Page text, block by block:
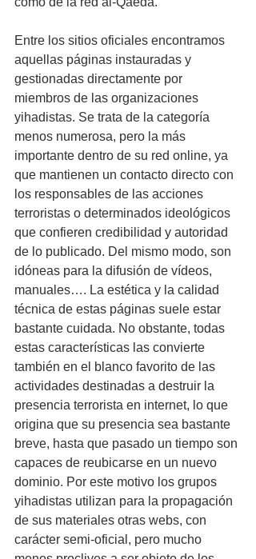
Entre los sitios oficiales encontramos
aquellas páginas instauradas y
gestionadas directamente por
miembros de las organizaciones
yihadistas. Se trata de la categoría
menos numerosa, pero la más
importante dentro de su red online, ya
que mantienen un contacto directo con
los responsables de las acciones
terroristas o determinados ideológicos
que confieren credibilidad y autoridad
de lo publicado. Del mismo modo, son
idóneas para la difusión de vídeos,
manuales…. La estética y la calidad
técnica de estas páginas suele estar
bastante cuidada. No obstante, todas
estas características las convierte
también en el blanco favorito de las
actividades destinadas a destruir la
presencia terrorista en internet, lo que
origina que su presencia sea bastante
breve, hasta que pasado un tiempo son
capaces de reubicarse en un nuevo
dominio. Por este motivo los grupos
yihadistas utilizan para la propagación
de sus materiales otras webs, con
carácter semi-oficial, pero mucho